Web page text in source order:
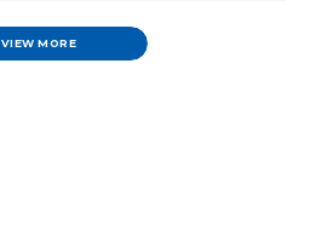
VIEW MORE